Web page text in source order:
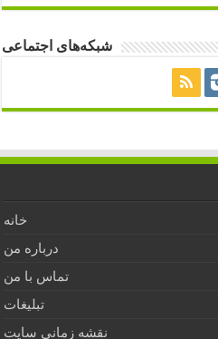
شبکه‌های اجتماعی
خانه
درباره من
تماس با من
تبلیغات
نقشه زمانی سایت